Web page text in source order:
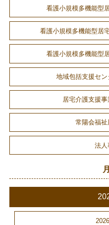
看護小規模多機能型
看護小規模多機能型居
看護小規模多機能型
地域包括支援セ
居宅介護支援
常陽会福
法人